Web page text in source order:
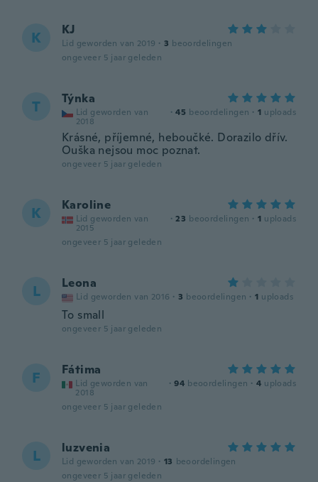
K KJ
Lid geworden van 2019 · 3 beoordelingen
ongeveer 5 jaar geleden
T Týnka
Lid geworden van
2018
· 45 beoordelingen · 1 uploads
Krásné, příjemné, heboučké. Dorazilo dřív.
Ouška nejsou moc poznat.
ongeveer 5 jaar geleden
K Karoline
Lid geworden van
2015
· 23 beoordelingen · 1 uploads
ongeveer 5 jaar geleden
L Leona
Lid geworden van 2016 · 3 beoordelingen · 1 uploads
To small
ongeveer 5 jaar geleden
F Fátima
Lid geworden van
2018
· 94 beoordelingen · 4 uploads
ongeveer 5 jaar geleden
L luzvenia
Lid geworden van 2019 · 13 beoordelingen
ongeveer 5 jaar geleden